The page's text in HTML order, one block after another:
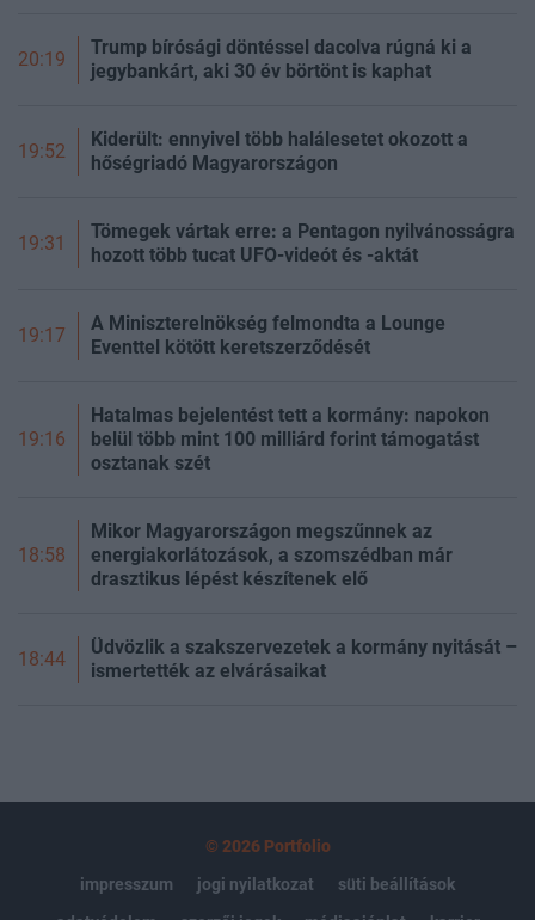
20:19
Trump bírósági döntéssel dacolva rúgná ki a
jegybankárt, aki 30 év börtönt is kaphat
19:52
Kiderült: ennyivel több halálesetet okozott a
hőségriadó Magyarországon
19:31
Tömegek vártak erre: a Pentagon nyilvánosságra
hozott több tucat UFO-videót és -aktát
19:17
A Miniszterelnökség felmondta a Lounge
Eventtel kötött keretszerződését
19:16
Hatalmas bejelentést tett a kormány: napokon
belül több mint 100 milliárd forint támogatást
osztanak szét
18:58
Mikor Magyarországon megszűnnek az
energiakorlátozások, a szomszédban már
drasztikus lépést készítenek elő
18:44
Üdvözlik a szakszervezetek a kormány nyitását –
ismertették az elvárásaikat
© 2026 Portfolio
impresszum
jogi nyilatkozat
süti beállítások